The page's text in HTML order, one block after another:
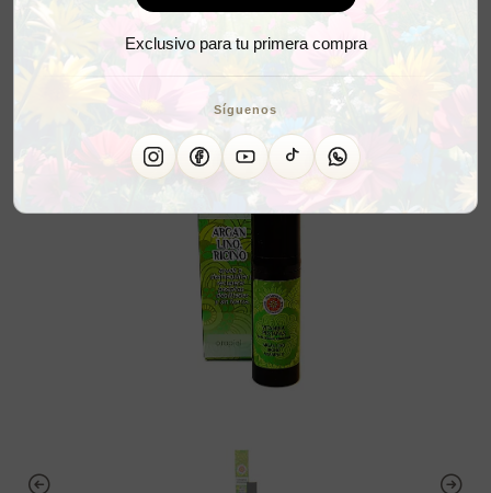
Exclusivo para tu primera compra
Síguenos